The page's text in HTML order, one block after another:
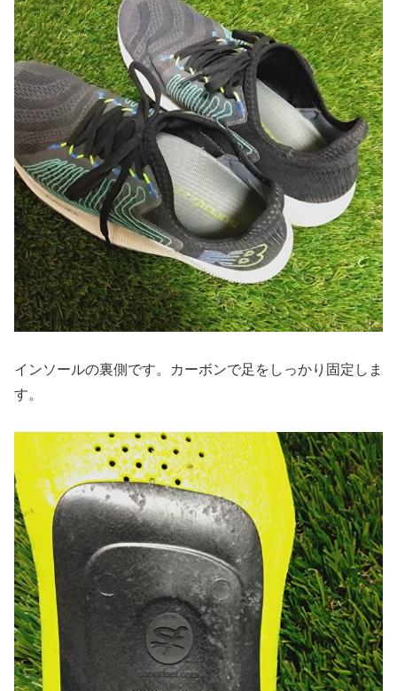
インソールの裏側です。カーボンで足をしっかり固定しま
す。